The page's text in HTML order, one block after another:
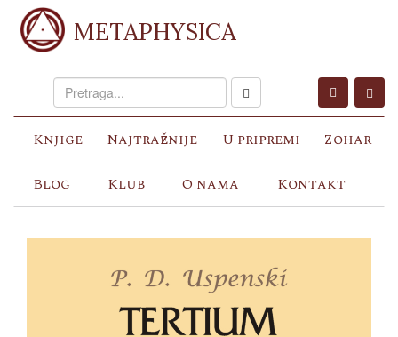
METAPHYSICA
Knjige Najtraženije U pripremi Zohar
Blog Klub O nama Kontakt